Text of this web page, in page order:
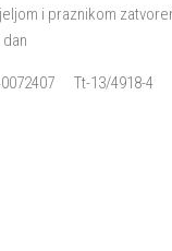
i praznikom
dan
Tt-13/4918-4